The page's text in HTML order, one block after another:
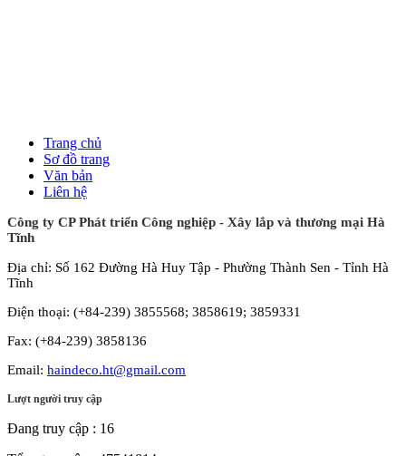
Trang chủ
Sơ đồ trang
Văn bản
Liên hệ
Công ty CP Phát triển Công nghiệp - Xây lắp và thương mại Hà
Tĩnh
Địa chỉ: Số 162 Đường Hà Huy Tập - Phường Thành Sen - Tỉnh Hà
Tĩnh
Điện thoại: (+84-239) 3855568; 3858619; 3859331
Fax: (+84-239) 3858136
Email: haindeco.ht@gmail.com
Lượt người truy cập
Đang truy cập : 16